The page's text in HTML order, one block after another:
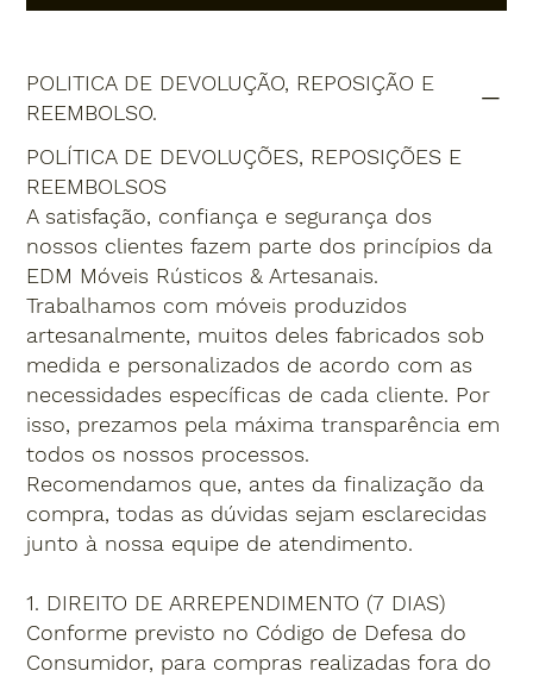
POLITICA DE DEVOLUÇÃO, REPOSIÇÃO E
REEMBOLSO.
POLÍTICA DE DEVOLUÇÕES, REPOSIÇÕES E
REEMBOLSOS
A satisfação, confiança e segurança dos
nossos clientes fazem parte dos princípios da
EDM Móveis Rústicos & Artesanais.
Trabalhamos com móveis produzidos
artesanalmente, muitos deles fabricados sob
medida e personalizados de acordo com as
necessidades específicas de cada cliente. Por
isso, prezamos pela máxima transparência em
todos os nossos processos.
Recomendamos que, antes da finalização da
compra, todas as dúvidas sejam esclarecidas
junto à nossa equipe de atendimento.
1. DIREITO DE ARREPENDIMENTO (7 DIAS)
Conforme previsto no Código de Defesa do
Consumidor, para compras realizadas fora do